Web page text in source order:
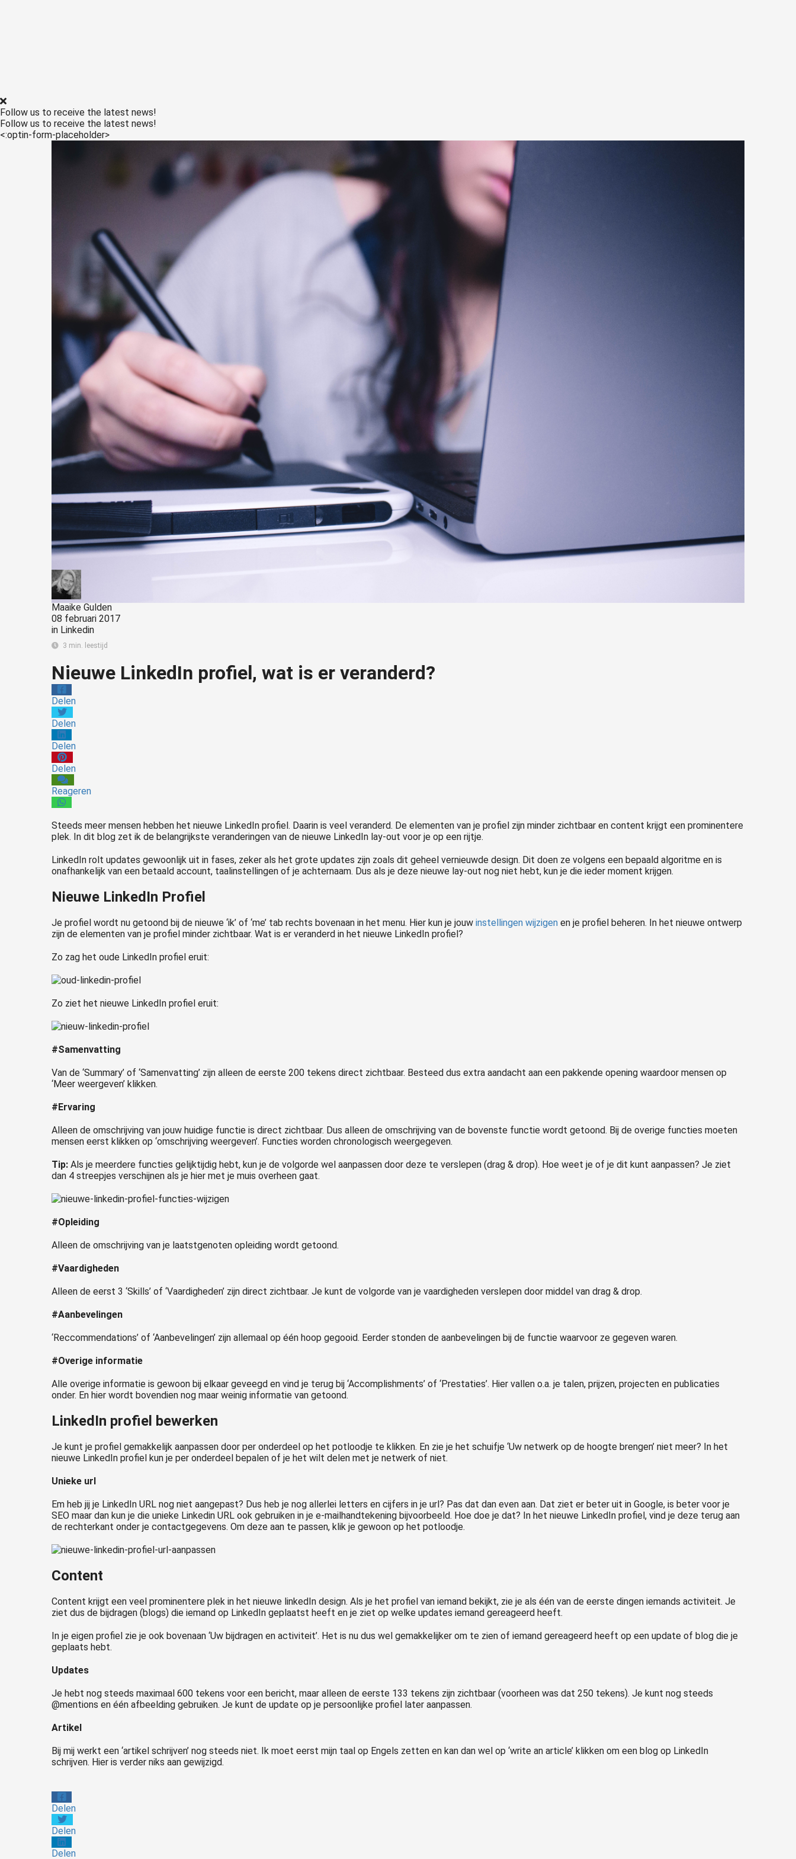
Follow us to receive the latest news!
Follow us to receive the latest news!
<:optin-form-placeholder>
Maaike Gulden
08 februari 2017
in Linkedin
3 min. leestijd
Nieuwe LinkedIn profiel, wat is er veranderd?
Delen
Delen
Delen
Delen
Reageren
Steeds meer mensen hebben het nieuwe LinkedIn profiel. Daarin is veel veranderd. De elementen van je profiel zijn minder zichtbaar en content krijgt een prominentere
plek. In dit blog zet ik de belangrijkste veranderingen van de nieuwe LinkedIn lay-out voor je op een rijtje.
LinkedIn rolt updates gewoonlijk uit in fases, zeker als het grote updates zijn zoals dit geheel vernieuwde design. Dit doen ze volgens een bepaald algoritme en is
onafhankelijk van een betaald account, taalinstellingen of je achternaam. Dus als je deze nieuwe lay-out nog niet hebt, kun je die ieder moment krijgen.
Nieuwe LinkedIn Profiel
Je profiel wordt nu getoond bij de nieuwe ‘ik’ of ‘me’ tab rechts bovenaan in het menu. Hier kun je jouw instellingen wijzigen en je profiel beheren. In het nieuwe ontwerp
zijn de elementen van je profiel minder zichtbaar. Wat is er veranderd in het nieuwe LinkedIn profiel?
Zo zag het oude LinkedIn profiel eruit:
Zo ziet het nieuwe LinkedIn profiel eruit:
#Samenvatting
Van de ‘Summary’ of ‘Samenvatting’ zijn alleen de eerste 200 tekens direct zichtbaar. Besteed dus extra aandacht aan een pakkende opening waardoor mensen op
‘Meer weergeven’ klikken.
#Ervaring
Alleen de omschrijving van jouw huidige functie is direct zichtbaar. Dus alleen de omschrijving van de bovenste functie wordt getoond. Bij de overige functies moeten
mensen eerst klikken op ‘omschrijving weergeven’. Functies worden chronologisch weergegeven.
Tip: Als je meerdere functies gelijktijdig hebt, kun je de volgorde wel aanpassen door deze te verslepen (drag & drop). Hoe weet je of je dit kunt aanpassen? Je ziet
dan 4 streepjes verschijnen als je hier met je muis overheen gaat.
#Opleiding
Alleen de omschrijving van je laatstgenoten opleiding wordt getoond.
#Vaardigheden
Alleen de eerst 3 ‘Skills’ of ‘Vaardigheden’ zijn direct zichtbaar. Je kunt de volgorde van je vaardigheden verslepen door middel van drag & drop.
#Aanbevelingen
‘Reccommendations’ of ‘Aanbevelingen’ zijn allemaal op één hoop gegooid. Eerder stonden de aanbevelingen bij de functie waarvoor ze gegeven waren.
#Overige informatie
Alle overige informatie is gewoon bij elkaar geveegd en vind je terug bij ‘Accomplishments’ of ‘Prestaties’. Hier vallen o.a. je talen, prijzen, projecten en publicaties
onder. En hier wordt bovendien nog maar weinig informatie van getoond.
LinkedIn profiel bewerken
Je kunt je profiel gemakkelijk aanpassen door per onderdeel op het potloodje te klikken. En zie je het schuifje ‘Uw netwerk op de hoogte brengen’ niet meer? In het
nieuwe LinkedIn profiel kun je per onderdeel bepalen of je het wilt delen met je netwerk of niet.
Unieke url
Em heb jij je LinkedIn URL nog niet aangepast? Dus heb je nog allerlei letters en cijfers in je url? Pas dat dan even aan. Dat ziet er beter uit in Google, is beter voor je
SEO maar dan kun je die unieke Linkedin URL ook gebruiken in je e-mailhandtekening bijvoorbeeld. Hoe doe je dat? In het nieuwe LinkedIn profiel, vind je deze terug aan
de rechterkant onder je contactgegevens. Om deze aan te passen, klik je gewoon op het potloodje.
Content
Content krijgt een veel prominentere plek in het nieuwe linkedIn design. Als je het profiel van iemand bekijkt, zie je als één van de eerste dingen iemands activiteit. Je
ziet dus de bijdragen (blogs) die iemand op LinkedIn geplaatst heeft en je ziet op welke updates iemand gereageerd heeft.
In je eigen profiel zie je ook bovenaan ‘Uw bijdragen en activiteit’. Het is nu dus wel gemakkelijker om te zien of iemand gereageerd heeft op een update of blog die je
geplaats hebt.
Updates
Je hebt nog steeds maximaal 600 tekens voor een bericht, maar alleen de eerste 133 tekens zijn zichtbaar (voorheen was dat 250 tekens). Je kunt nog steeds
@mentions en één afbeelding gebruiken. Je kunt de update op je persoonlijke profiel later aanpassen.
Artikel
Bij mij werkt een ‘artikel schrijven’ nog steeds niet. Ik moet eerst mijn taal op Engels zetten en kan dan wel op ‘write an article’ klikken om een blog op LinkedIn
schrijven. Hier is verder niks aan gewijzigd.
Delen
Delen
Delen